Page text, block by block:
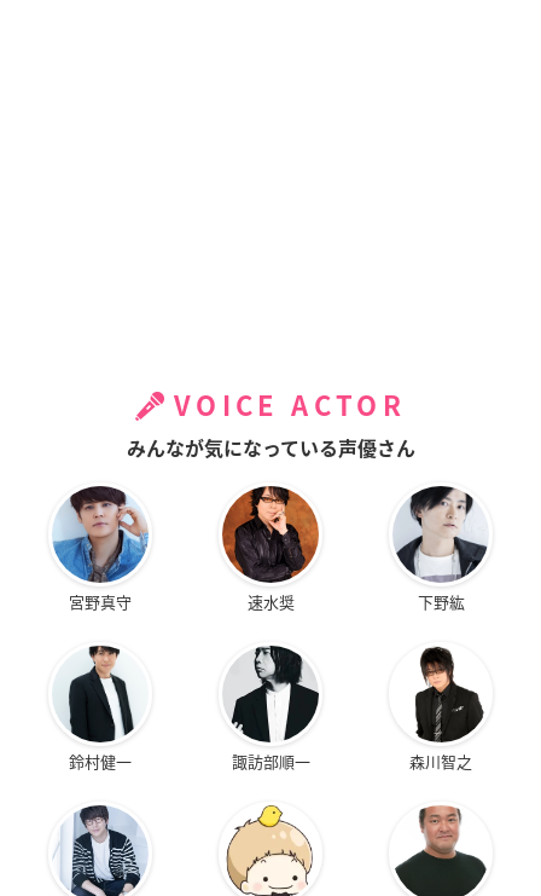
VOICE ACTOR
みんなが気になっている声優さん
宮野真守 速水奨 下野紘
鈴村健一 諏訪部順一 森川智之